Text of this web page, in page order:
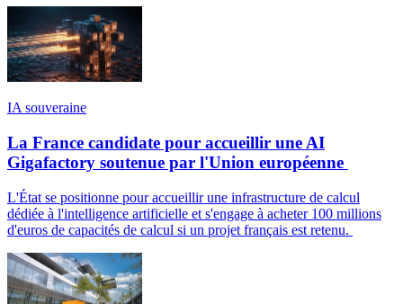
IA souveraine
La France candidate pour accueillir une AI
Gigafactory soutenue par l'Union européenne
L'État se positionne pour accueillir une infrastructure de calcul
dédiée à l'intelligence artificielle et s'engage à acheter 100 millions
d'euros de capacités de calcul si un projet français est retenu.